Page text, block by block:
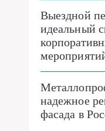
Выездной
идеальный
надежное
фасада в